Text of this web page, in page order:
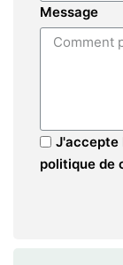
Message
J'accepte
politique de